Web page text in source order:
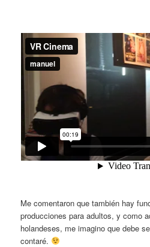
Me comentaron que también hay
producciones para adultos, y como
holandeses, me imagino que debe
contaré.